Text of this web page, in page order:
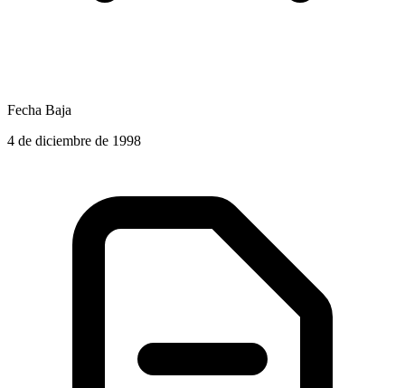
Fecha Baja
4 de diciembre de 1998